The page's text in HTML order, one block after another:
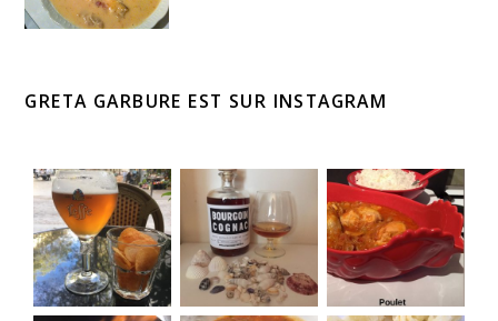
GRETA GARBURE EST SUR INSTAGRAM